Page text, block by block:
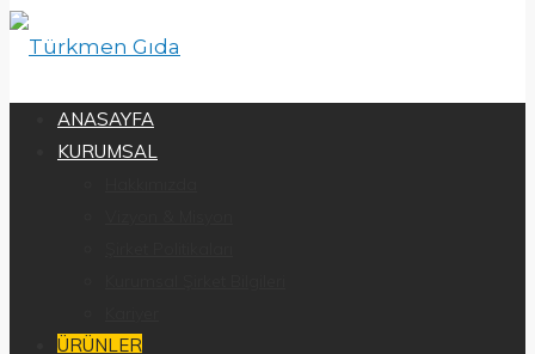
ANASAYFA
KURUMSAL
ÜRÜNLER